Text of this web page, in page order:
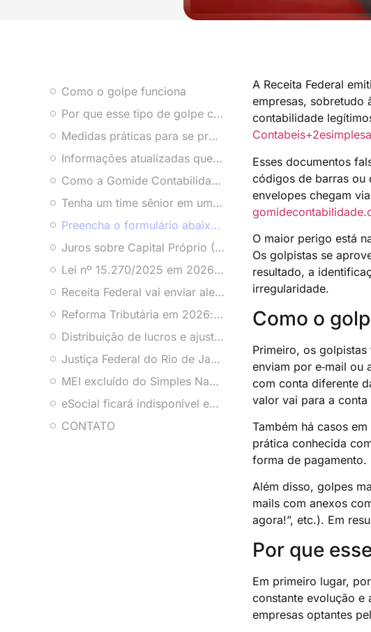
Como o golpe funciona
Por que esse tipo de golpe cresce e por que você deve se importar
Medidas práticas para se proteger
Informações atualizadas que você precisa saber
Como a Gomide Contabilidade pode ajudar sua empresa
Tenha um time sênior em um escritório que multiplica o lucro de milhares de clientes desde 1966
Preencha o formulário abaixo e fale agora com um contador.
Juros sobre Capital Próprio (JCP): como reduzir IRPJ e CSLL no Lucro Real com segurança em 2026
Lei nº 15.270/2025 em 2026: como a tributação de lucros e dividendos muda decisões empresariais
Receita Federal vai enviar alerta por WhatsApp sobre isenção de IR até R$ 5 mil
Reforma Tributária em 2026: os erros que vão separar empresas preparadas das que ficarão pelo caminho
Distribuição de lucros e ajustes societários: o erro que muita empresa comete
Justiça Federal do Rio de Janeiro suspende aumento de 10% no IRPJ e CSLL do Lucro Presumido
MEI excluído do Simples Nacional tem até 31 de janeiro para regularizar e evitar prejuízos em 2026
eSocial ficará indisponível em 21 de janeiro de 2026: o que empresas precisam fazer para evitar riscos e atrasos
CONTATO
A Receita Federal
empresas, sobretudo
contabilidade
Contabeis+2
Esses documentos
códigos de barras ou
envelopes chegam
O maior perigo está
Os golpistas se
resultado, a
irregularidade.
Como o
Primeiro, os golpistas
enviam por e‑mail
com conta diferente
valor vai para a
Também há casos
prática conhecida
forma de pagamento.
Além disso, golpes
mails com anexos
agora!”, etc.). Em
Por que
Em primeiro lugar,
constante evolução e
empresas optantes